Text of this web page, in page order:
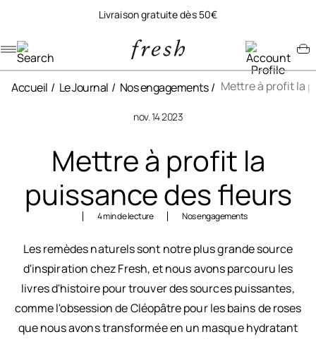
Livraison gratuite dès 50€
Accueil Le Journal Nos engagements Mettre à profit la
nov. 14 2023
Mettre à profit la
puissance des fleurs
4 min de lecture Nos engagements
Les remèdes naturels sont notre plus grande source
d'inspiration chez Fresh, et nous avons parcouru les
livres d'histoire pour trouver des sources puissantes,
comme l'obsession de Cléopâtre pour les bains de roses
que nous avons transformée en un masque hydratant